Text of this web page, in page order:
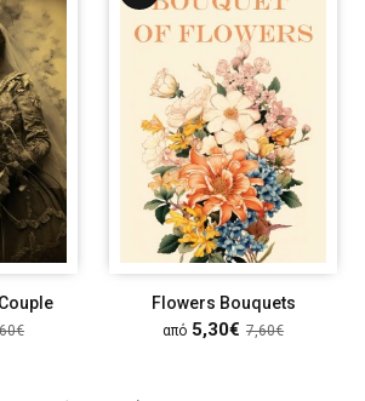
Flowers Bouquets
από 5,30€ 7,60€